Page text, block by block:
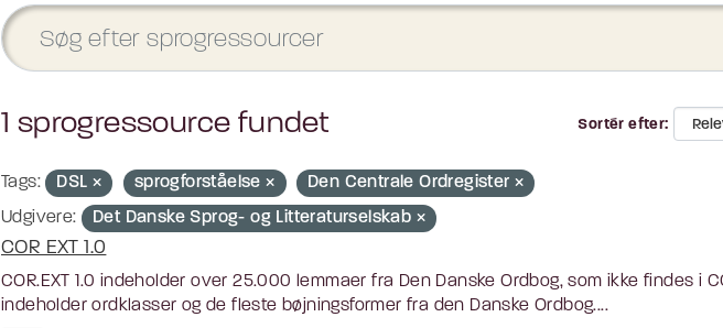
Sortér efter
1 sprogressource fundet
Tags: DSL sprogforståelse
Den Centrale Ordregister
Udgivere:
Det Danske Sprog- og Litteraturselskab
COR EXT 1.0
COR.EXT 1.0 indeholder over 25.000 lemmaer fra Den Danske Ordbog, som ikke findes i
indeholder ordklasser og de fleste bøjningsformer fra den Danske Ordbog....